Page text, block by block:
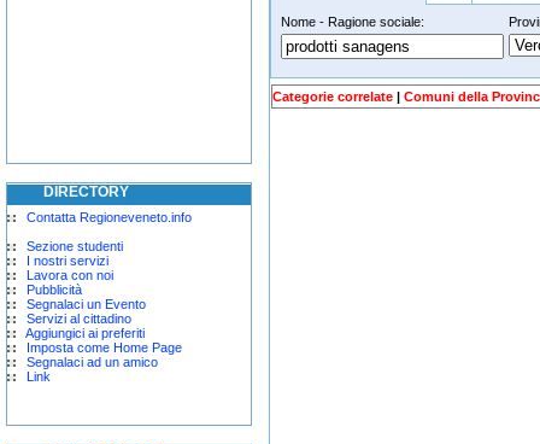
DIRECTORY
Contatta Regioneveneto.info
Sezione studenti
I nostri servizi
Lavora con noi
Pubblicità
Segnalaci un Evento
Servizi al cittadino
Aggiungici ai preferiti
Imposta come Home Page
Segnalaci ad un amico
Link
Nome - Ragione sociale:
prodotti-sanagens spinea
Categorie correlate | Comuni della